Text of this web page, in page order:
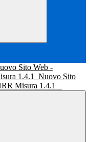
Sito Web -
1.4.1
Nuovo Sito
Misura 1.4.1